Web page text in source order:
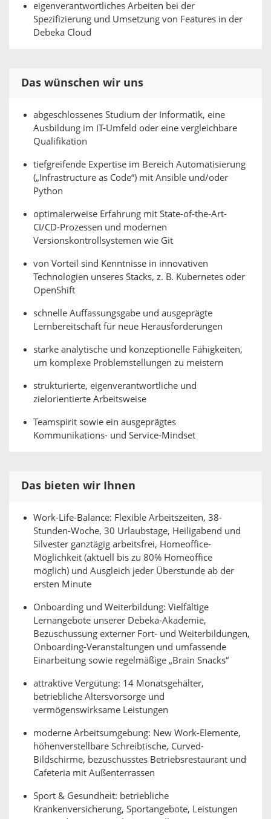
eigenverantwortliches Arbeiten bei der
Spezifizierung und Umsetzung von Features in der
Debeka Cloud
Das wünschen wir uns
abgeschlossenes Studium der Informatik, eine
Ausbildung im IT-Umfeld oder eine vergleichbare
Qualifikation
tiefgreifende Expertise im Bereich Automatisierung
(„Infrastructure as Code“) mit Ansible und/oder
Python
optimalerweise Erfahrung mit State-of-the-Art-
CI/CD-Prozessen und modernen
Versionskontrollsystemen wie Git
von Vorteil sind Kenntnisse in innovativen
Technologien unseres Stacks, z. B. Kubernetes oder
OpenShift
schnelle Auffassungsgabe und ausgeprägte
Lernbereitschaft für neue Herausforderungen
starke analytische und konzeptionelle Fähigkeiten,
um komplexe Problemstellungen zu meistern
strukturierte, eigenverantwortliche und
zielorientierte Arbeitsweise
Teamspirit sowie ein ausgeprägtes
Kommunikations- und Service-Mindset
Das bieten wir Ihnen
Work-Life-Balance: Flexible Arbeitszeiten, 38-
Stunden-Woche, 30 Urlaubstage, Heiligabend und
Silvester ganztägig arbeitsfrei, Homeoffice-
Möglichkeit (aktuell bis zu 80% Homeoffice
möglich) und Ausgleich jeder Überstunde ab der
ersten Minute
Onboarding und Weiterbildung: Vielfältige
Lernangebote unserer Debeka-Akademie,
Bezuschussung externer Fort- und Weiterbildungen,
Onboarding-Veranstaltungen und umfassende
Einarbeitung sowie regelmäßige „Brain Snacks“
attraktive Vergütung: 14 Monatsgehälter,
betriebliche Altersvorsorge und
vermögenswirksame Leistungen
moderne Arbeitsumgebung: New Work-Elemente,
höhenverstellbare Schreibtische, Curved-
Bildschirme, bezuschusstes Betriebsrestaurant und
Cafeteria mit Außenterrassen
Sport & Gesundheit: betriebliche
Krankenversicherung, Sportangebote, Leistungen